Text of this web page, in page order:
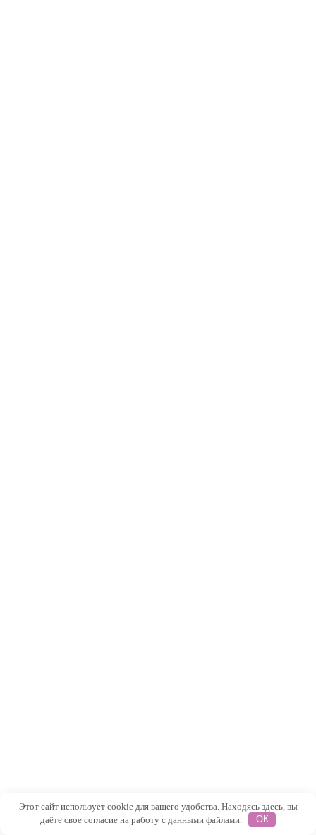
Этот сайт использует cookie для вашего удобства. Находясь здесь, вы
даёте свое согласие на работу с данными файлами.
ОК